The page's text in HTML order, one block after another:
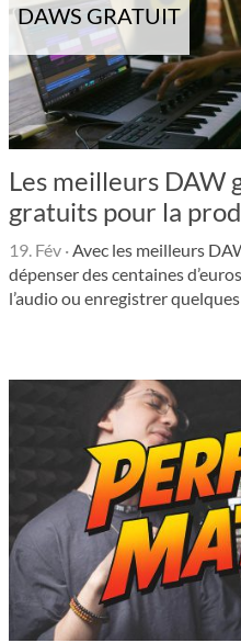
DAWS GRATUIT
Les meilleurs DAW
gratuits pour la
19. Fév ·Avec les meilleurs
dépenser des centaines
l’audio ou enregistrer